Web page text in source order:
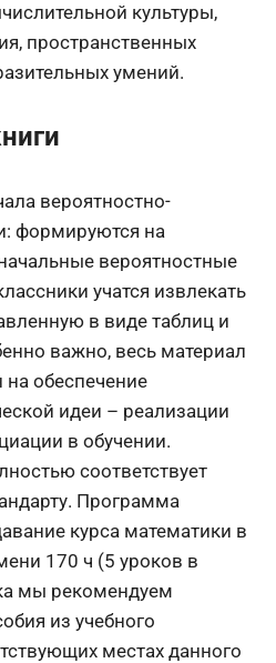
культуры,
пространственных
умений.
вероятностно-
формируются на
вероятно­стные
учатся извлекать
в виде таблиц и
важно, весь материал
на обеспечение
идеи – реализации
в обучении.
соответствует
Программа
курса математики в
170 ч (5 уроков в
мы рекомендуем
из учебного
местах данного